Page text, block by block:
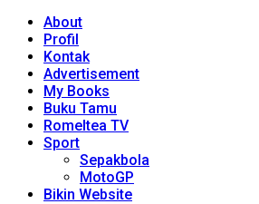
About
Profil
Kontak
Advertisement
My Books
Buku Tamu
Romeltea TV
Sport
Sepakbola
MotoGP
Bikin Website